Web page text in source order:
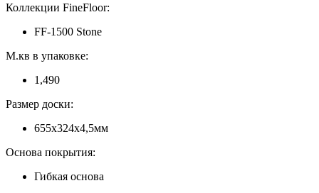
Коллекции FineFloor:
FF-1500 Stone
М.кв в упаковке:
1,490
Размер доски:
655х324х4,5мм
Основа покрытия:
Гибкая основа